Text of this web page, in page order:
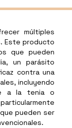
múltiples
Este producto
que pueden
un parásito
contra una
incluyendo
a la tenia o
pueden ser